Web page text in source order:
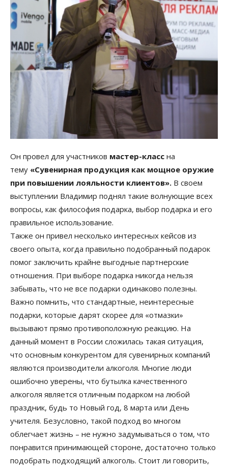
Он провел для участников мастер-класс на
тему «Сувенирная продукция как мощное оружие
при повышении лояльности клиентов». В своем
выступлении Владимир поднял такие волнующие всех
вопросы, как философия подарка, выбор подарка и его
правильное использование.
Также он привел несколько интересных кейсов из
своего опыта, когда правильно подобранный подарок
помог заключить крайне выгодные партнерские
отношения. При выборе подарка никогда нельзя
забывать, что не все подарки одинаково полезны.
Важно помнить, что стандартные, неинтересные
подарки, которые дарят скорее для «отмазки»
вызывают прямо противоположную реакцию. На
данный момент в России сложилась такая ситуация,
что основным конкурентом для сувенирных компаний
являются производители алкоголя. Многие люди
ошибочно уверены, что бутылка качественного
алкоголя является отличным подарком на любой
праздник, будь то Новый год, 8 марта или День
учителя. Безусловно, такой подход во многом
облегчает жизнь – не нужно задумываться о том, что
понравится принимающей стороне, достаточно только
подобрать подходящий алкоголь. Стоит ли говорить,